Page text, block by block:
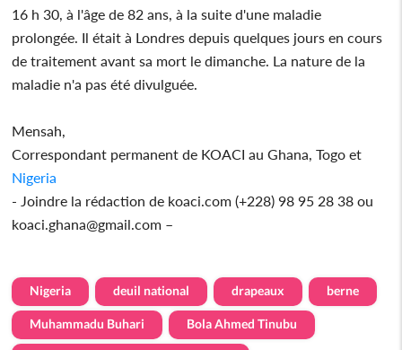
16 h 30, à l'âge de 82 ans, à la suite d'une maladie
prolongée. Il était à Londres depuis quelques jours en cours
de traitement avant sa mort le dimanche. La nature de la
maladie n'a pas été divulguée.
Mensah,
Correspondant permanent de KOACI au Ghana, Togo et
Nigeria
- Joindre la rédaction de koaci.com (+228) 98 95 28 38 ou
koaci.ghana@gmail.com –
Nigeria deuil national drapeaux berne
Muhammadu Buhari Bola Ahmed Tinubu